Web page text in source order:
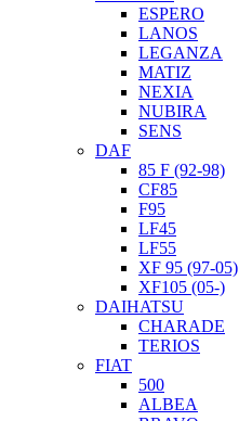
ESPERO
LANOS
LEGANZA
MATIZ
NEXIA
NUBIRA
SENS
DAF
85 F (92-98)
CF85
F95
LF45
LF55
XF 95 (97-05)
XF105 (05-)
DAIHATSU
CHARADE
TERIOS
FIAT
500
ALBEA